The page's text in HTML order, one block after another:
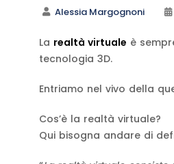
Alessia Margognoni
La realtà virtuale è
tecnologia 3D.
Entriamo nel vivo della
Cos’è la realtà virtuale?
Qui bisogna andare di